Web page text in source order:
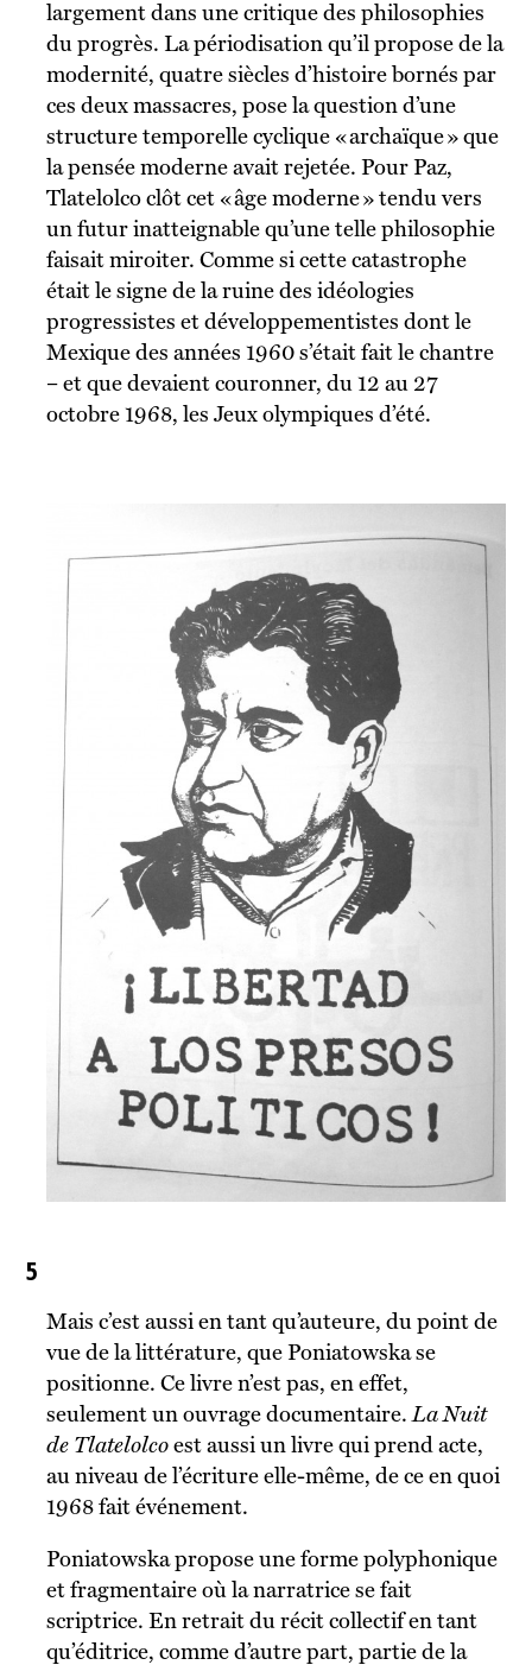
largement dans une critique des philosophies
du progrès. La périodisation qu’il propose de la
modernité, quatre siècles d’histoire bornés par
ces deux massacres, pose la question d’une
structure temporelle cyclique « archaïque » que
la pensée moderne avait rejetée. Pour Paz,
Tlatelolco clôt cet « âge moderne » tendu vers
un futur inatteignable qu’une telle philosophie
faisait miroiter. Comme si cette catastrophe
était le signe de la ruine des idéologies
progressistes et développementistes dont le
Mexique des années 1960 s’était fait le chantre
– et que devaient couronner, du 12 au 27
octobre 1968, les Jeux olympiques d’été.
5
Mais c’est aussi en tant qu’auteure, du point de
vue de la littérature, que Poniatowska se
positionne. Ce livre n’est pas, en effet,
seulement un ouvrage documentaire. La Nuit
de Tlatelolcoest aussi un livre qui prend acte,
au niveau de l’écriture elle-même, de ce en quoi
1968 fait événement.
Poniatowska propose une forme polyphonique
et fragmentaire où la narratrice se fait
scriptrice. En retrait du récit collectif en tant
qu’éditrice, comme d’autre part, partie de la